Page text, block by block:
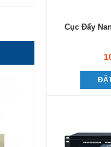
Cục Đẩy